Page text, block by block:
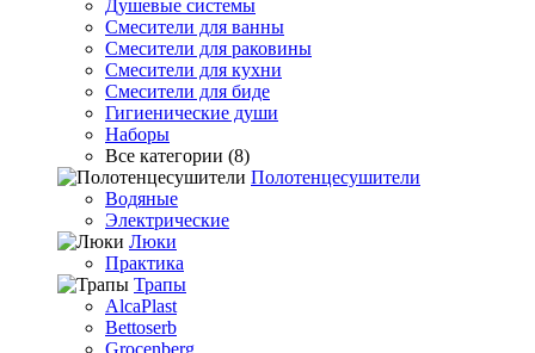
Душевые системы
Смесители для ванны
Смесители для раковины
Смесители для кухни
Смесители для биде
Гигиенические души
Наборы
Все категории (8)
Полотенцесушители
Водяные
Электрические
Люки
Практика
Трапы
AlcaPlast
Bettoserb
Grocenberg